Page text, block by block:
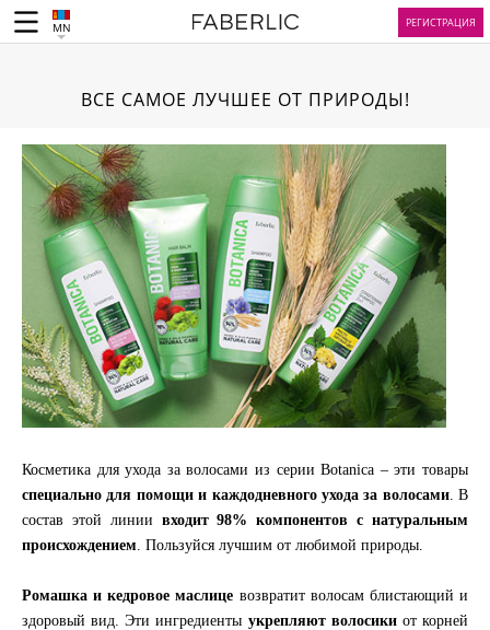
MN РЕГИСТРАЦИЯ
ВСЕ САМОЕ ЛУЧШЕЕ ОТ ПРИРОДЫ!
Косметика для ухода за волосами из серии Botanica – эти товары
специально для помощи и каждодневного ухода за волосами. В
состав этой линии входит 98% компонентов с натуральным
происхождением . Пользуйся лучшим от любимой природы.
Ромашка и кедровое маслице возвратит волосам блистающий и
здоровый вид. Эти ингредиенты укрепляют волосикиот корней